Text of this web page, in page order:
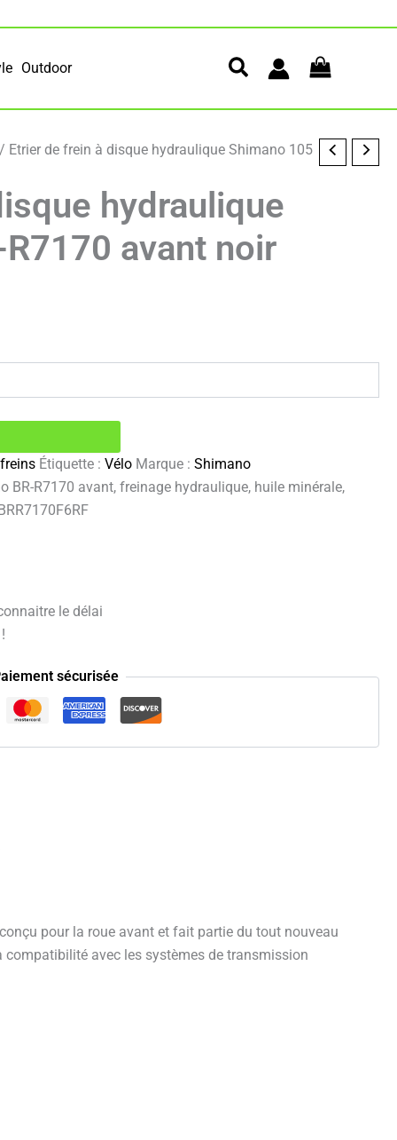
Outdoor
Etrier de frein à disque hydraulique Shimano 105
hydraulique
avant noir
Étiquette : Vélo Marque : Shimano
BR-R7170 avant, freinage hydraulique, huile minérale,
le délai
sécurisée
pour la roue avant et fait partie du tout nouveau
avec les systèmes de transmission